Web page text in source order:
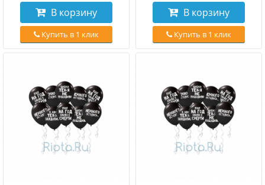
В корзину
Купить в 1 клик
В корзину
Купить в 1 клик